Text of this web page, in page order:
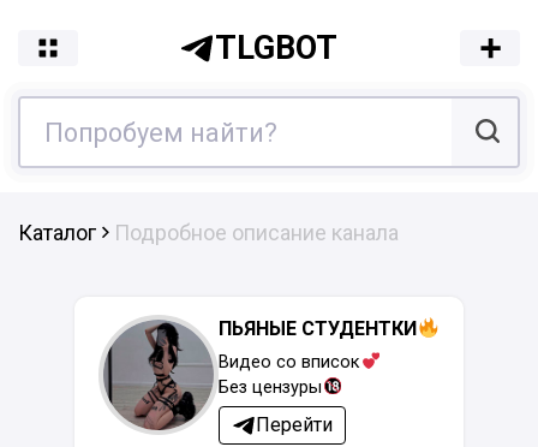
TLGBOT
Каталог Подробное описание канала
ПЬЯНЫЕ СТУДЕНТКИ
Видео со вписок
Без цензуры
Перейти